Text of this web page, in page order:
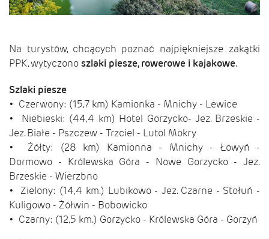
Na turystów, chcących poznać najpiękniejsze zakątki
PPK, wytyczonoszlaki piesze, rowerowe i kajakowe.
Szlaki piesze
• Czerwony: (15,7 km) Kamionka - Mnichy - Lewice
• Niebieski: (44,4 km) Hotel Gorzycko- Jez. Brzeskie -
Jez. Białe - Pszczew - Trzciel - Lutol Mokry
• Żółty: (28 km) Kamionna - Mnichy - Łowyń -
Dormowo - Królewska Góra - Nowe Gorzycko - Jez.
Brzeskie - Wierzbno
• Zielony: (14,4 km.) Lubikowo - Jez. Czarne - Stołuń -
Kuligowo - Żółwin - Bobowicko
• Czarny: (12,5 km.) Gorzycko - Królewska Góra - Gorzyń